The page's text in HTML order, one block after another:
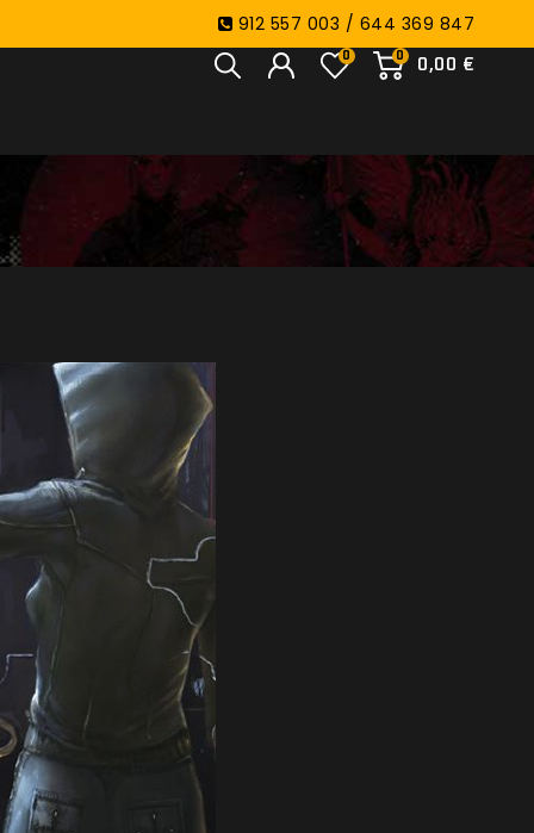
912 557 003 / 644 369 847
0
0,00 €
0